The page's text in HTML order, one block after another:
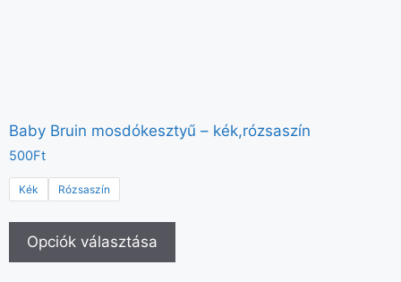
Baby Bruin mosdókesztyű – kék,rózsaszín
500Ft
Kék Rózsaszín
Opciók választása